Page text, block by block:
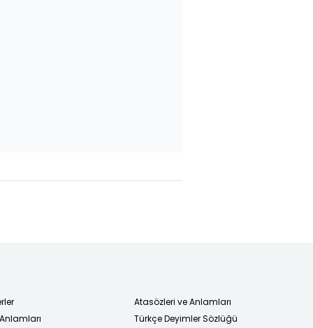
Atasözleri ve Anlamları
Türkçe Deyimler Sözlüğü